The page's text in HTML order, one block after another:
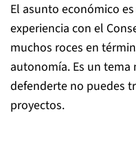
El asunto económico
experiencia con el
muchos roces en
autonomía. Es un
defenderte no puedes
proyectos.